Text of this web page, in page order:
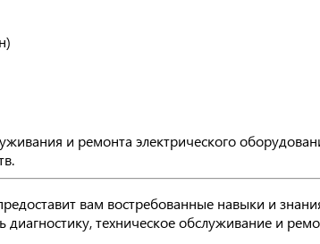
и ремонта электрического
вам востребованные навыки и
техническое обслуживание и